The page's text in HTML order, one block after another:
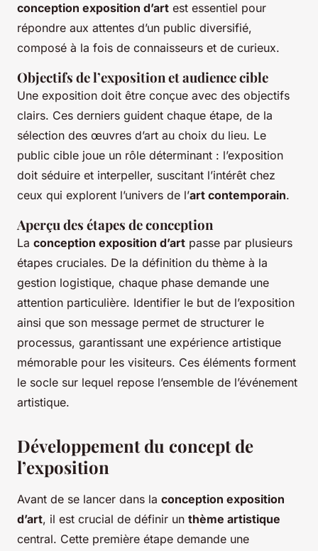
conception exposition d’art est essentiel pour
répondre aux attentes d’un public diversifié,
composé à la fois de connaisseurs et de curieux.
Objectifs de l’exposition et audience cible
Une exposition doit être conçue avec des objectifs
clairs. Ces derniers guident chaque étape, de la
sélection des œuvres d’art au choix du lieu. Le
public cible joue un rôle déterminant : l’exposition
doit séduire et interpeller, suscitant l’intérêt chez
ceux qui explorent l’univers de l’art contemporain.
Aperçu des étapes de conception
La conception exposition d’art passe par plusieurs
étapes cruciales. De la définition du thème à la
gestion logistique, chaque phase demande une
attention particulière. Identifier le but de l’exposition
ainsi que son message permet de structurer le
processus, garantissant une expérience artistique
mémorable pour les visiteurs. Ces éléments forment
le socle sur lequel repose l’ensemble de l’événement
artistique.
Développement du concept de
l’exposition
Avant de se lancer dans la conception exposition
d’art, il est crucial de définir un thème artistique
central. Cette première étape demande une